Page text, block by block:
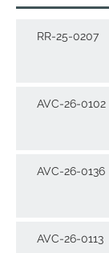
RR-25-0207
AVC-26-0102
AVC-26-0136
AVC-26-0113